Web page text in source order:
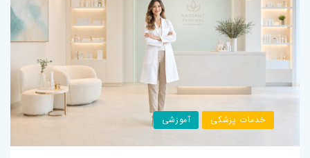
خدمات پزشکی آموزشی